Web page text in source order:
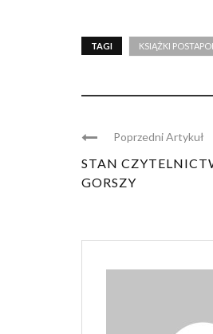
TAGI KSIĄŻKI
Poprzedni Artykuł
STAN
GORSZY